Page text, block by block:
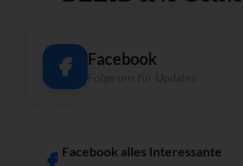
Facebook
Facebook alles Interessante